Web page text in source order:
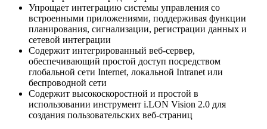
Упрощает интеграцию системы управления со
встроенными приложениями, поддерживая функции
планирования, сигнализации, регистрации данных и
сетевой интеграции
Содержит интегрированный веб-сервер,
обеспечивающий простой доступ посредством
глобальной сети Internet, локальной Intranet или
беспроводной сети
Содержит высокоскоростной и простой в
использовании инструмент i.LON Vision 2.0 для
создания пользовательских веб-страниц